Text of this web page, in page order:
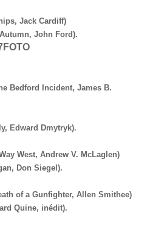
Jack Cardiff)
John Ford).
Bedford Incident, James B.
Edward Dmytryk).
West, Andrew V. McLaglen)
Don Siegel).
of a Gunfighter, Allen Smithee)
Quine, inédit).